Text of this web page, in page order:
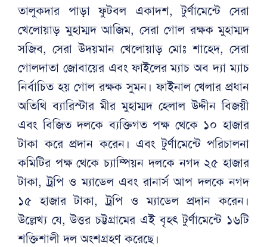
তালুকদার পাড়া ফুটবল একাদশ, টুর্ণামেন্টে সেরা
খেলোয়াড় মুহাম্মদ আজিম, সেরা গোল রক্ষক মুহাম্মদ
সজিব, সেরা উদয়মান খেলোয়াড় মোঃ শাহেদ, সেরা
গোলদাতা জোবায়ের এবং ফাইলের ম্যাচ অব দ্যা ম্যাচ
নির্বাচিত হয় গোল রক্ষক সুমন। ফাইনাল খেলার প্রধান
অতিথি ব্যারিস্টার মীর মুহাম্মদ হেলাল উদ্দীন বিজয়ী
এবং বিজিত দলকে ব্যক্তিগত পক্ষ থেকে ১০ হাজার
টাকা করে প্রদান করেন। এবং টুর্ণামেন্টে পরিচালনা
কমিটির পক্ষ থেকে চ্যাম্পিয়ন দলকে নগদ ২৫ হাজার
টাকা, ট্রপি ও ম্যাডেল এবং রানার্স আপ দলকে নগদ
১৫ হাজার টাকা, ট্রপি ও ম্যাডেল প্রদান করেন।
উল্লেখ্য যে, উত্তর চট্টগ্রামের এই বৃহৎ টুর্ণামেন্টে ১৬টি
শক্তিশালী দল অংশগ্রহণ করেছে।